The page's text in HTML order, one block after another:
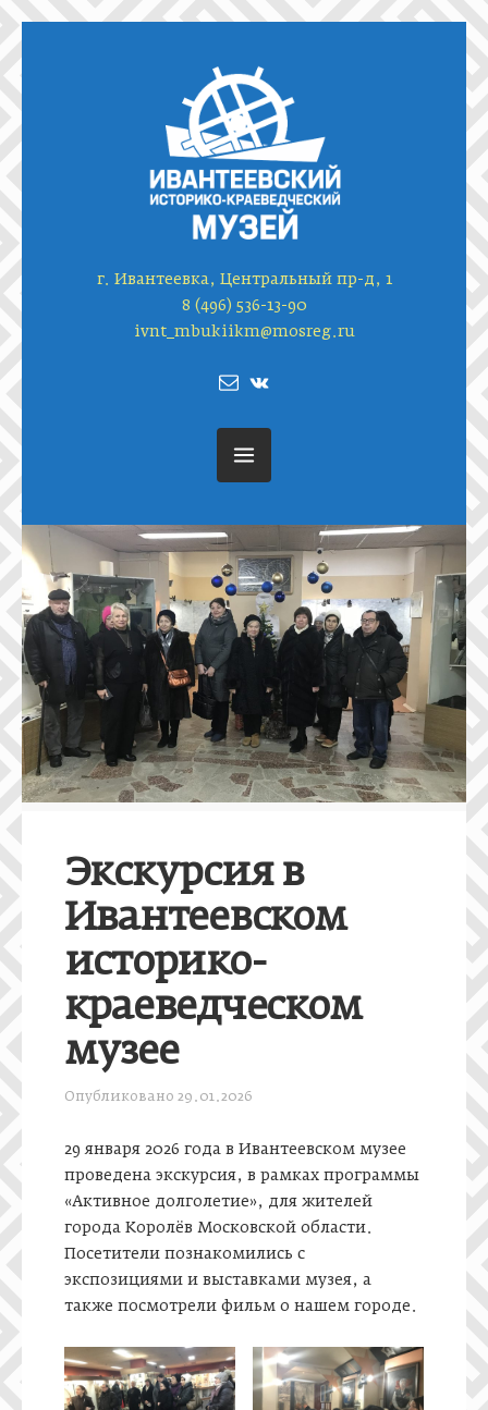
г. Ивантеевка, Центральный пр-д, 1
8 (496) 536-13-90
ivnt_mbukiikm@mosreg.ru
Экскурсия в
Ивантеевском
историко-
краеведческом
музее
Опубликовано 29.01.2026
29 января 2026 года в Ивантеевском музее
проведена экскурсия, в рамках программы
«Активное долголетие», для жителей
города Королёв Московской области.
Посетители познакомились с
экспозициями и выставками музея, а
также посмотрели фильм о нашем городе.